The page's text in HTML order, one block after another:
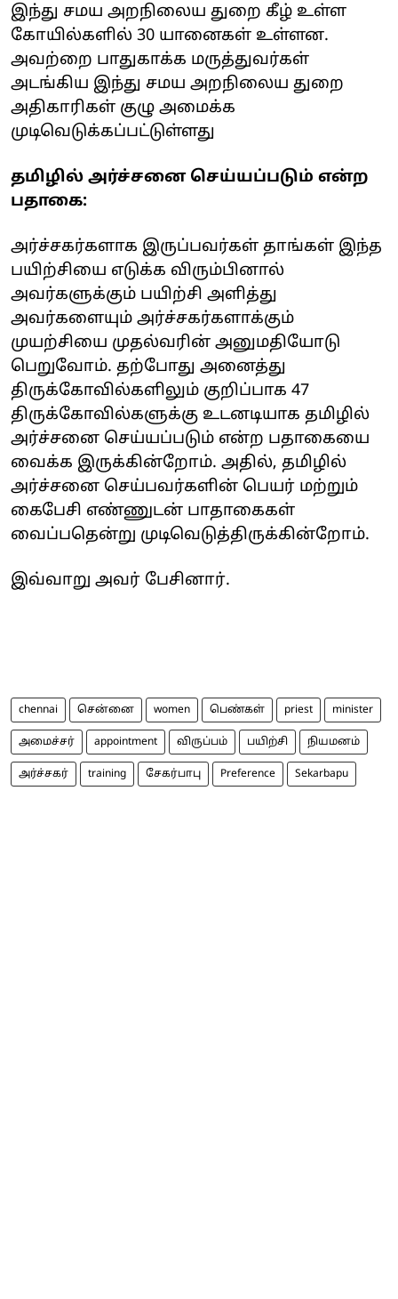
இந்து சமய அறநிலைய துறை கீழ் உள்ள
கோயில்களில் 30 யானைகள் உள்ளன.
அவற்றை பாதுகாக்க மருத்துவர்கள்
அடங்கிய இந்து சமய அறநிலைய துறை
அதிகாரிகள் குழு அமைக்க
முடிவெடுக்கப்பட்டுள்ளது
தமிழில் அர்ச்சனை செய்யப்படும் என்ற
பதாகை:
அர்ச்சகர்களாக இருப்பவர்கள் தாங்கள் இந்த
பயிற்சியை எடுக்க விரும்பினால்
அவர்களுக்கும் பயிற்சி அளித்து
அவர்களையும் அர்ச்சகர்களாக்கும்
முயற்சியை முதல்வரின் அனுமதியோடு
பெறுவோம். தற்போது அனைத்து
திருக்கோவில்களிலும் குறிப்பாக 47
திருக்கோவில்களுக்கு உடனடியாக தமிழில்
அர்ச்சனை செய்யப்படும் என்ற பதாகையை
வைக்க இருக்கின்றோம். அதில், தமிழில்
அர்ச்சனை செய்பவர்களின் பெயர் மற்றும்
கைபேசி எண்ணுடன் பாதாகைகள்
வைப்பதென்று முடிவெடுத்திருக்கின்றோம்.
இவ்வாறு அவர் பேசினார்.
chennai சென்னை women பெண்கள் priest minister
அமைச்சர் appointment விருப்பம் பயிற்சி நியமனம்
அர்ச்சகர் training சேகர்பாபு Preference Sekarbapu